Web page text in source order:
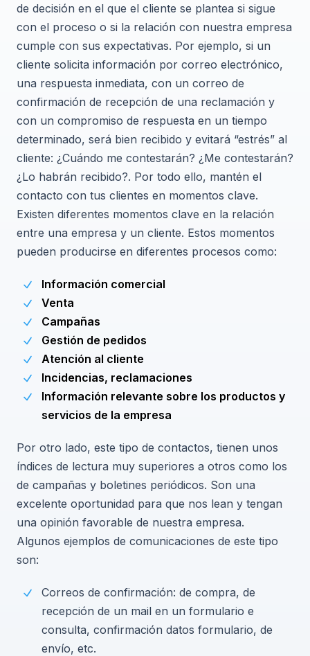
de decisión en el que el cliente se plantea si sigue
con el proceso o si la relación con nuestra empresa
cumple con sus expectativas. Por ejemplo, si un
cliente solicita información por correo electrónico,
una respuesta inmediata, con un correo de
confirmación de recepción de una reclamación y
con un compromiso de respuesta en un tiempo
determinado, será bien recibido y evitará “estrés” al
cliente: ¿Cuándo me contestarán? ¿Me contestarán?
¿Lo habrán recibido?. Por todo ello, mantén el
contacto con tus clientes en momentos clave.
Existen diferentes momentos clave en la relación
entre una empresa y un cliente. Estos momentos
pueden producirse en diferentes procesos como:
Información comercial
Venta
Campañas
Gestión de pedidos
Atención al cliente
Incidencias, reclamaciones
Información relevante sobre los productos y
servicios de la empresa
Por otro lado, este tipo de contactos, tienen unos
índices de lectura muy superiores a otros como los
de campañas y boletines periódicos. Son una
excelente oportunidad para que nos lean y tengan
una opinión favorable de nuestra empresa.
Algunos ejemplos de comunicaciones de este tipo
son:
Correos de confirmación: de compra, de
recepción de un mail en un formulario e
consulta, confirmación datos formulario, de
envío, etc.